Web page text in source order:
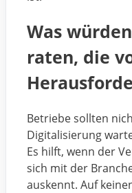
Was
raten, die
Betriebe sollten
Digitalisierung
Es hilft, wenn der
sich mit der
auskennt. Auf